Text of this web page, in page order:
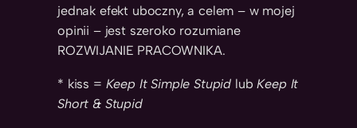
jednak efekt uboczny, a celem – w mojej
opinii – jest szeroko rozumiane
ROZWIJANIE PRACOWNIKA.
* kiss = Keep It Simple Stupid lubKeep It
Short & Stupid